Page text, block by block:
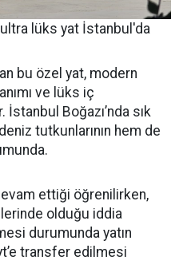
lüks yat İstanbul'da
bu özel yat, modern
ve lüks iç
Boğazı’nda sık
tutkunlarının hem de
ettiği öğrenilirken,
olduğu iddia
durumunda yatın
transfer edilmesi